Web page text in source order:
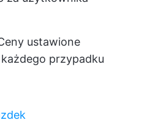
ustawione
przypadku